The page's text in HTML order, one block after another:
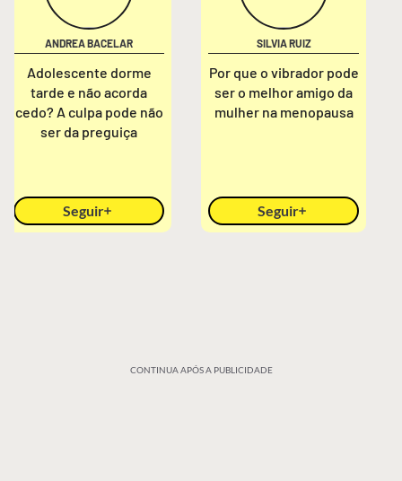
ANDREA BACELAR
Adolescente dorme
tarde e não acorda
cedo? A culpa pode não
ser da preguiça
Seguir
SILVIA RUIZ
Por que o vibrador pode
ser o melhor amigo da
mulher na menopausa
Seguir
CONTINUA APÓS A PUBLICIDADE